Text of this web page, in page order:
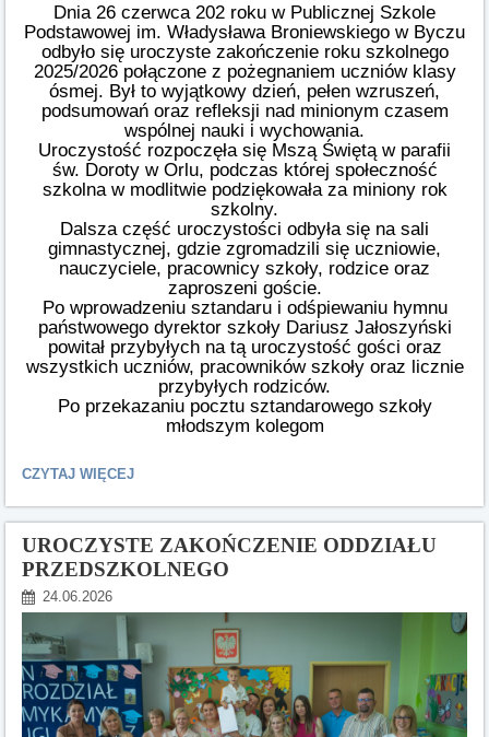
Dnia 26 czerwca 202 roku w Publicznej Szkole
Podstawowej im. Władysława Broniewskiego w Byczu
odbyło się uroczyste zakończenie roku szkolnego
2025/2026 połączone z pożegnaniem uczniów klasy
ósmej. Był to wyjątkowy dzień, pełen wzruszeń,
podsumowań oraz refleksji nad minionym czasem
wspólnej nauki i wychowania.
Uroczystość rozpoczęła się Mszą Świętą w parafii
św. Doroty w Orlu, podczas której społeczność
szkolna w modlitwie podziękowała za miniony rok
szkolny.
Dalsza część uroczystości odbyła się na sali
gimnastycznej, gdzie zgromadzili się uczniowie,
nauczyciele, pracownicy szkoły, rodzice oraz
zaproszeni goście.
Po wprowadzeniu sztandaru i odśpiewaniu hymnu
państwowego dyrektor szkoły Dariusz Jałoszyński
powitał przybyłych na tą uroczystość gości oraz
wszystkich uczniów, pracowników szkoły oraz licznie
przybyłych rodziców.
Po przekazaniu pocztu sztandarowego szkoły
młodszym kolegom
UROCZYSTE
ROKU
SZKOLNEGO
2025/2026:
CZYTAJ WIĘCEJ
UROCZYSTE ZAKOŃCZENIE ODDZIAŁU
PRZEDSZKOLNEGO
24.06.2026